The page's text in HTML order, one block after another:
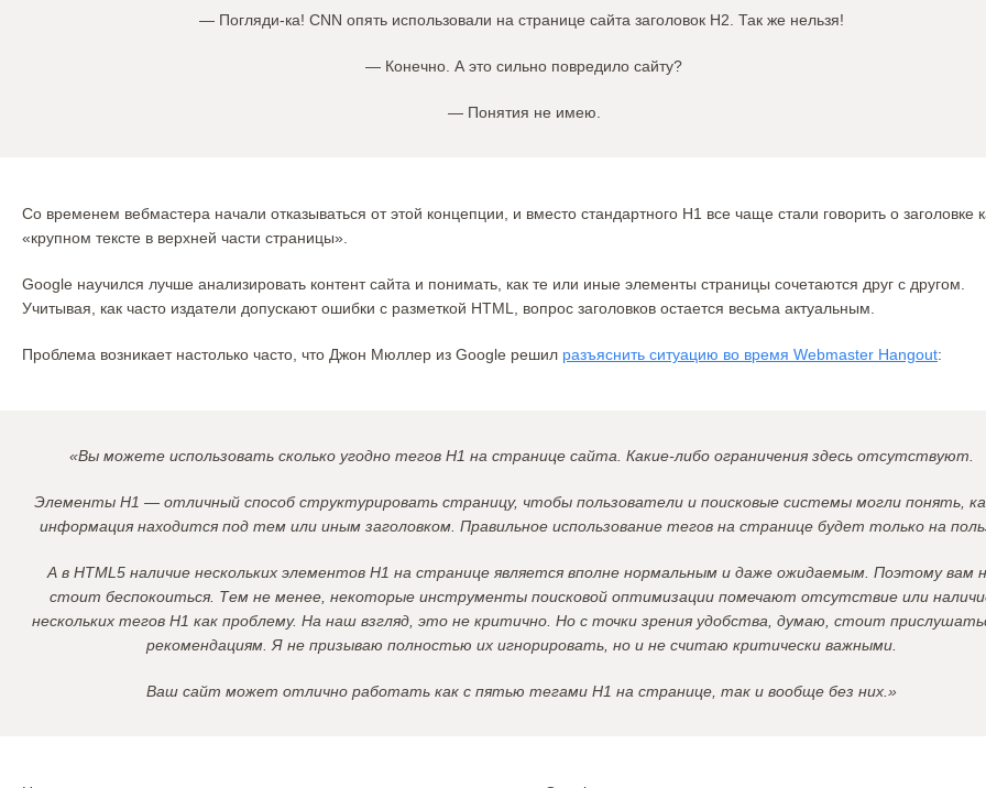
— Погляди-ка! CNN опять использовали на странице сайта заголовок H2. Так же нельзя!
— Конечно. А это сильно повредило сайту?
— Понятия не имею.
Со временем вебмастера начали отказываться от этой концепции, и вместо стандартного H1 все чаще стали говорить о заголовке
«крупном тексте в верхней части страницы».
Google научился лучше анализировать контент сайта и понимать, как те или иные элементы страницы сочетаются друг с другом.
Учитывая, как часто издатели допускают ошибки с разметкой HTML, вопрос заголовков остается весьма актуальным.
Проблема возникает настолько часто, что Джон Мюллер из Google решил разъяснить ситуацию во время Webmaster Hangout:
«Вы можете использовать сколько угодно тегов H1 на странице сайта. Какие-либо ограничения здесь отсутствуют.
Элементы H1 — отличный способ структурировать страницу, чтобы пользователи и поисковые системы могли понять,
информация находится под тем или иным заголовком. Правильное использование тегов на странице будет только на
А в HTML5 наличие нескольких элементов H1 на странице является вполне нормальным и даже ожидаемым. Поэтому вам
стоит беспокоиться. Тем не менее, некоторые инструменты поисковой оптимизации помечают отсутствие или
нескольких тегов H1 как проблему. На наш взгляд, это не критично. Но с точки зрения удобства, думаю, стоит
рекомендациям. Я не призываю полностью их игнорировать, но и не считаю критически важными.
Ваш сайт может отлично работать как с пятью тегами H1 на странице, так и вообще без них.»